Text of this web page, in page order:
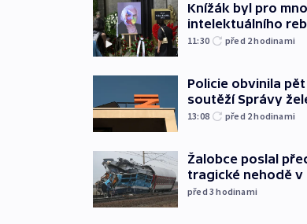
Knížák byl pro
intelektuálního
11:30 před 2hodinami
Policie obvinila
soutěží Správy
13:08 před 2hodinami
Žalobce poslal
tragické nehodě v
před 3hodinami